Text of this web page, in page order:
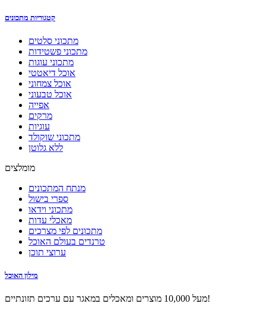
קטגוריות מתכונים
מתכוני סלטים
מתכוני פשטידות
מתכוני עוגות
אוכל דיאטטי
אוכל צמחוני
אוכל טבעוני
אפייה
מרקים
עוגיות
מתכוני שוקולד
ללא גלוטן
מומלצים
מנתח המתכונים
ספרי בישול
מתכוני וידאו
מאכלי עדות
מתכונים לפי מצרכים
טרנדים בעולם האוכל
ערוצי תוכן
מילון האוכל
מעל 10,000 מוצרים ומאכלים במאגר עם ערכים תזונתיים!